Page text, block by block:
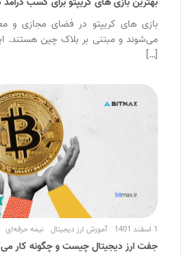
بازی های کریپتو در فضای مجازی و
می‌شوند و مبتنی بر بلاک چین هستند.
[…]
1 اسفند 1401 آموزش ارز دیجیتال نیمه حرفه‌ای
جفت ارز دیجیتال چیست و چگونه کار